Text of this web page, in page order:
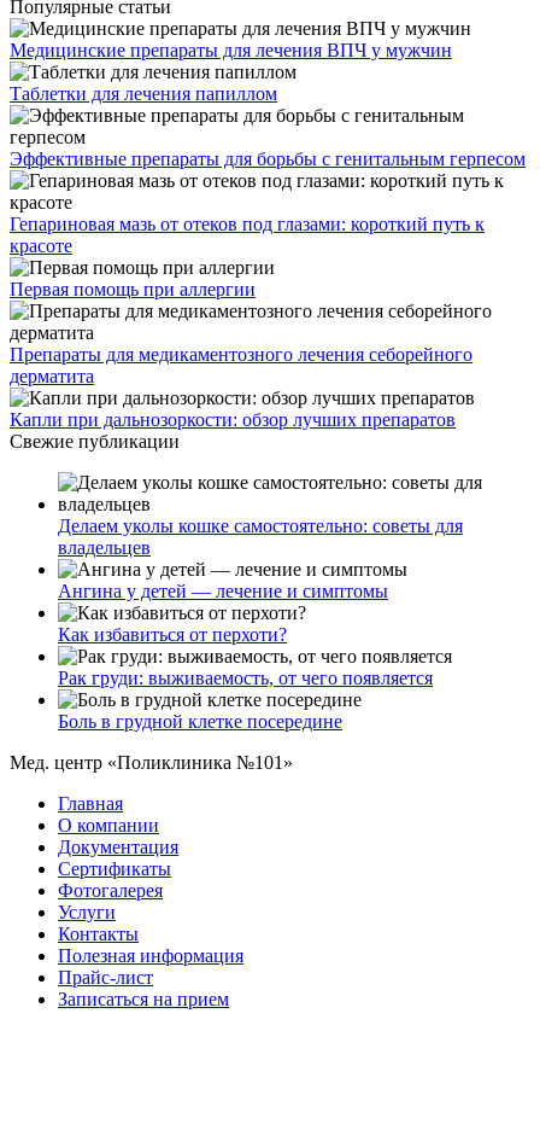
Популярные статьи
Медицинские препараты для лечения ВПЧ у мужчин
Таблетки для лечения папиллом
Эффективные препараты для борьбы с генитальным герпесом
Гепариновая мазь от отеков под глазами: короткий путь к
красоте
Первая помощь при аллергии
Препараты для медикаментозного лечения себорейного
дерматита
Капли при дальнозоркости: обзор лучших препаратов
Свежие публикации
Делаем уколы кошке самостоятельно: советы для
владельцев
Ангина у детей — лечение и симптомы
Как избавиться от перхоти?
Рак груди: выживаемость, от чего появляется
Боль в грудной клетке посередине
Мед. центр «Поликлиника №101»
Главная
О компании
Документация
Сертификаты
Фотогалерея
Услуги
Контакты
Полезная информация
Прайс-лист
Записаться на прием